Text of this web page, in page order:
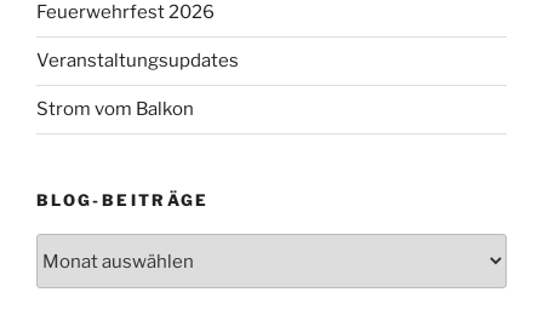
Feuerwehrfest 2026
Veranstaltungsupdates
Strom vom Balkon
BLOG-BEITRÄGE